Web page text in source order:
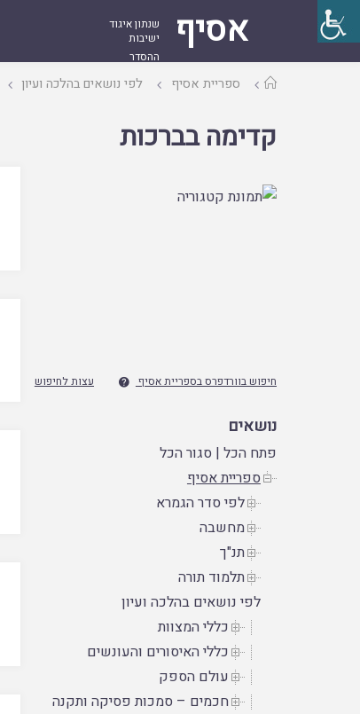
אסיף
שנתון איגוד
ישיבות
ההסדר
עמודספריית אסיף לפי נושאים בהלכה ועיון
קדימה בברכות
חיפוש בוורדפרס בספריית אסיף  עצות לחיפוש
נושאים
פתח הכל |סגור הכל
ספריית אסיף
לפי סדר הגמרא
מחשבה
תנ"ך
תלמוד תורה
לפי נושאים בהלכה ועיון
כללי המצוות
כללי האיסורים והעונשים
עולם הספק
חכמים – סמכות פסיקה ותקנה